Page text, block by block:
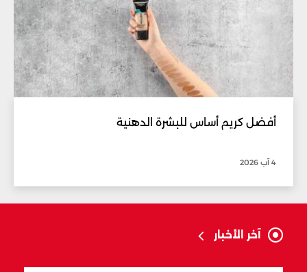
أفضل كريم أساس للبشرة الدهنية
4 آب 2026
آخر الأخبار